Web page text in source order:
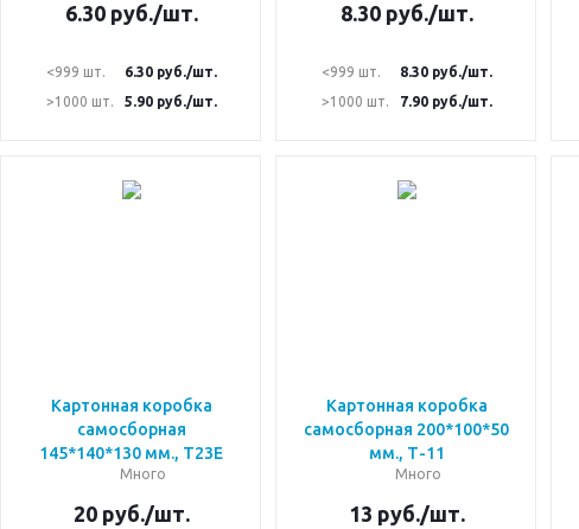
6.30руб./шт.
<999 шт. 6.30руб./шт.
>1000 шт.
5.90руб./шт.
8.30руб./шт.
<999 шт. 8.30руб./шт.
>1000 шт.
7.90руб./шт.
Картонная коробка
самосборная
145*140*130 мм., Т23Е
Много
20руб./шт.
Картонная коробка
самосборная 200*100*50
мм., Т-11
Много
13 руб./шт.